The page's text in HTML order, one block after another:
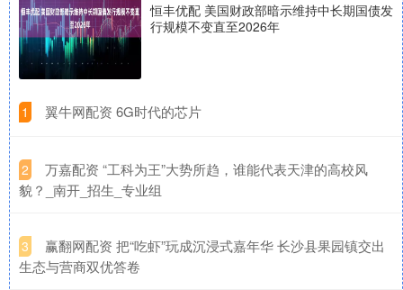
恒丰优配 美国财政部暗示维持中长期国债发
行规模不变直至2026年
1 ​翼牛网配资 6G时代的芯片
2
​万嘉配资 “工科为王”大势所趋，谁能代表天津的高校风
貌？_南开_招生_专业组
3
​赢翻网配资 把“吃虾”玩成沉浸式嘉年华 长沙县果园镇交出
生态与营商双优答卷